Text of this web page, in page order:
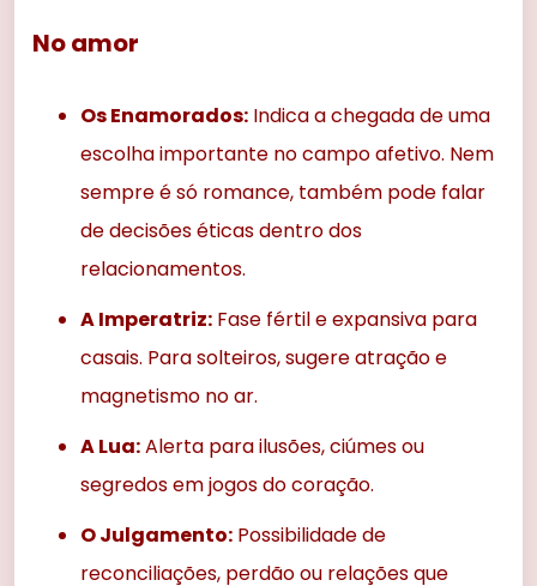
No amor
Os Enamorados: Indica a chegada de uma
escolha importante no campo afetivo. Nem
sempre é só romance, também pode falar
de decisões éticas dentro dos
relacionamentos.
A Imperatriz: Fase fértil e expansiva para
casais. Para solteiros, sugere atração e
magnetismo no ar.
A Lua:Alerta para ilusões, ciúmes ou
segredos em jogos do coração.
O Julgamento: Possibilidade de
reconciliações, perdão ou relações que